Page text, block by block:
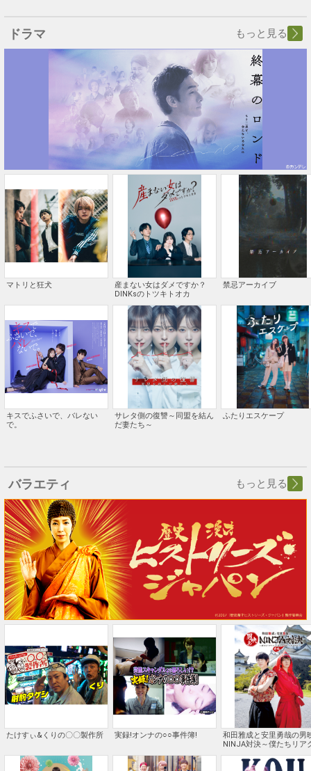
ドラマ もっと見る
マトリと狂犬
キスでふさいで、バレない
で。
産まない女はダメですか？
DINKsのトツキトオカ
サレタ側の復讐～同盟を結ん
だ妻たち～
禁忌アーカイブ
ふたりエスケープ
バラエティ もっと見る
たけすぃ&くりの〇〇製作所 実録!オンナの○○事件簿!
和田雅成と安里勇哉の男
NINJA対決～僕たちリア
ど!?～